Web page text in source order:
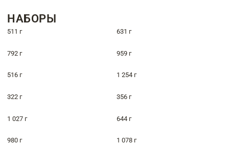
НАБОРЫ
511 г 631 г
792 г 959 г
516 г 1 254 г
322 г 356 г
1 027 г 644 г
980 г 1 078 г